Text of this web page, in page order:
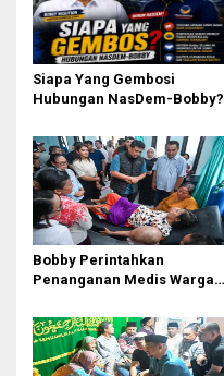
o
s
Siapa Yang Gembosi
Hubungan NasDem-Bobby?
Bobby Perintahkan
Penanganan Medis Warga